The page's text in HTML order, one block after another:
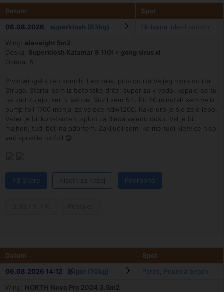
Datum
Spot
06.08.2026 superklosh (83kg)
Skrivena luka-Lastovo
Wing: eleveight 5m2
Deska: Superklosh Kalamar 8 110l + gong sirus xl
Ocena: 5
Prvič wingal v teh koncih. Lep zaliv, piha od rta Veljeg mora do rta
Struga. Startal sem iz betonske drče, super za v vodo, kopalci se tu
ne zadržujejo, ker ni sence. Vozil sem 5m. Po 20 minutah sem velik
pump foil 1700 menjal za veloce hdw1200. Kako uro je šlo zelo lepo.
Veter je bil konstanten, sploh za Bleda vajeno dušo. Val je bil
majhen, tudi bolj na odprtem. Zaključil sem, ko me tudi kletvice niso
več spravile na foil 😅.
FB Share Aladin za nazaj Podrobno
Datum
Spot
06.08.2026 14:12 🥈Igor (70kg)
Paros, Pounda beach
Wing: NORTH Nova Pro 2024 3.5m2